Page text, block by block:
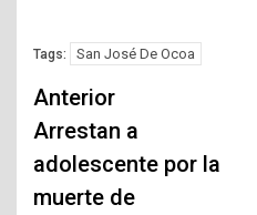
Tags: San José De Ocoa
Navegación
de
entradas
Anterior
Arrestan a
adolescente por la
muerte de